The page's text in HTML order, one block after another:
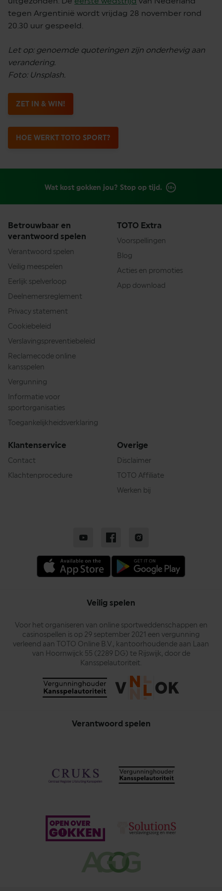
tegen Argentinië wordt vrijdag 28 november rond
20.30 uur gespeeld.
Let op: genoemde quoteringen zijn onderhevig aan
verandering.
Foto: Unsplash.
ZET IN & WIN!
HOE WERKT TOTO SPORT?
Wat kost gokken jou? Stop op tijd.
Betrouwbaar en
verantwoord spelen
Verantwoord spelen
Veilig meespelen
Eerlijk spelverloop
Deelnemersreglement
Privacy statement
Cookiebeleid
Verslavingspreventiebeleid
Reclamecode online
kansspelen
Vergunning
Informatie voor
sportorganisaties
Toegankelijkheidsverklaring
TOTO Extra
Voorspellingen
Blog
Acties en promoties
App download
Klantenservice
Contact
Klachtenprocedure
Overige
Disclaimer
TOTO Affiliate
Werken bij
Veilig spelen
Voor het organiseren van online sportweddenschappen en
casinospellen is op 29 september 2021 een vergunning
verleend aan TOTO Online B.V., kantoorhoudende aan Laan
van Hoornwijck 55 (2289 DG) te Rijswijk, door de
Kansspelautoriteit.
Verantwoord spelen